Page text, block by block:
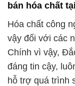
bán hóa chất
Hóa chất công
vậy đối với các
Chính vì vậy,
đáng tin cậy,
hỗ trợ quá trình